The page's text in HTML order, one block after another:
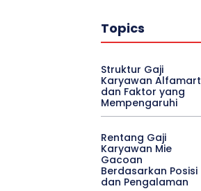
Topics
Struktur Gaji
Karyawan Alfamart
dan Faktor yang
Mempengaruhi
Rentang Gaji
Karyawan Mie
Gacoan
Berdasarkan Posisi
dan Pengalaman